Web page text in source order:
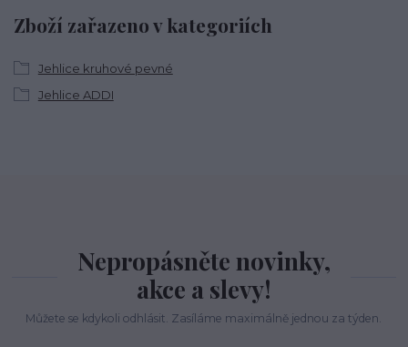
Zboží zařazeno v kategoriích
Jehlice kruhové pevné
Jehlice ADDI
Nepropásněte novinky,
akce a slevy!
Můžete se kdykoli odhlásit. Zasíláme maximálně jednou za týden.